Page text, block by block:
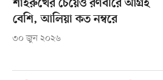
শাহরুখের চেয়েও রণবীরে আগ্রহ
বেশি, আলিয়া কত নম্বরে
৩০ জুন ২০২৬